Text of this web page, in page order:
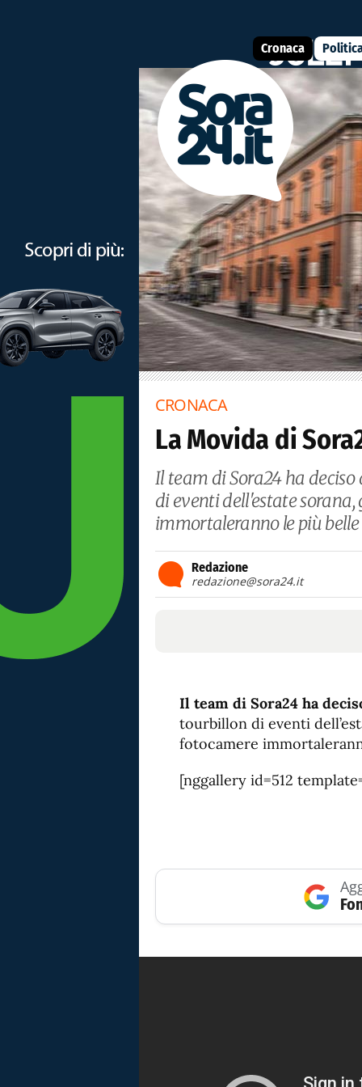
Cronaca
CRONACA
La Movida di
Il team di Sora24 ha
di eventi dell'estate
immortaleranno le più
Redazione
redazione@sora24.it
Il team di Sora24 ha
tourbillon di eventi
fotocamere
[nggallery id=512